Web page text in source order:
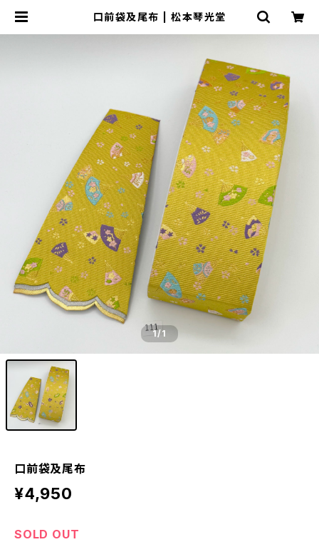
口前袋及尾布 | 松本琴光堂
1/1
口前袋及尾布
¥4,950
SOLD OUT